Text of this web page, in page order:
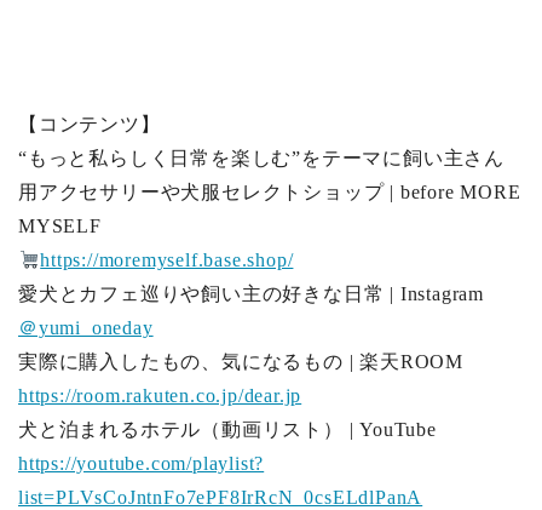
【コンテンツ】
“もっと私らしく日常を楽しむ”をテーマに飼い主さん
用アクセサリーや犬服セレクトショップ | before MORE
MYSELF
https://moremyself.base.shop/
愛犬とカフェ巡りや飼い主の好きな日常 | Instagram
＠yumi_oneday
実際に購入したもの、気になるもの | 楽天ROOM
https://room.rakuten.co.jp/dear.jp
犬と泊まれるホテル（動画リスト） | YouTube
https://youtube.com/playlist?
list=PLVsCoJntnFo7ePF8IrRcN_0csELdlPanA